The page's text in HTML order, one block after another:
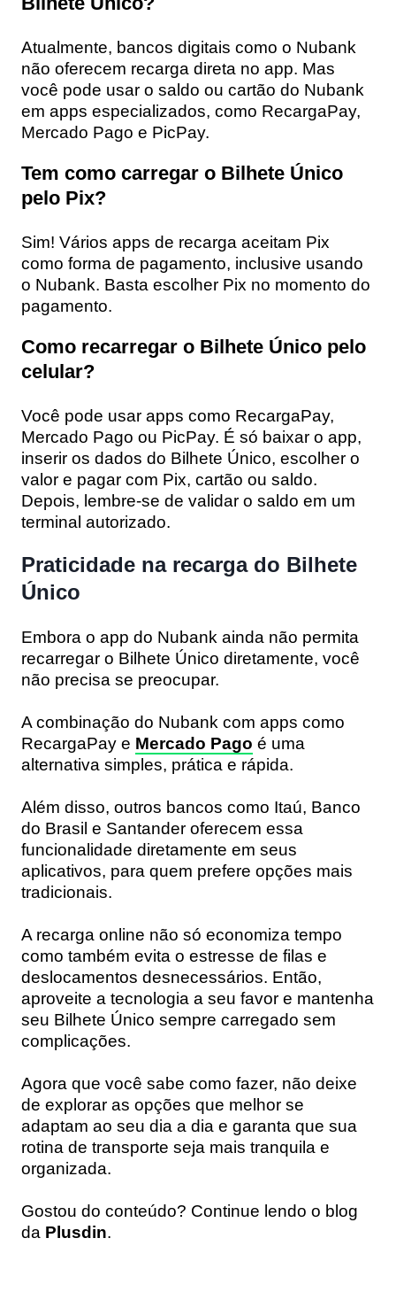
Atualmente, bancos digitais como o Nubank
não oferecem recarga direta no app. Mas
você pode usar o saldo ou cartão do Nubank
em apps especializados, como RecargaPay,
Mercado Pago e PicPay.
Tem como carregar o Bilhete Único
pelo Pix?
Sim! Vários apps de recarga aceitam Pix
como forma de pagamento, inclusive usando
o Nubank. Basta escolher Pix no momento do
pagamento.
Como recarregar o Bilhete Único pelo
celular?
Você pode usar apps como RecargaPay,
Mercado Pago ou PicPay. É só baixar o app,
inserir os dados do Bilhete Único, escolher o
valor e pagar com Pix, cartão ou saldo.
Depois, lembre-se de validar o saldo em um
terminal autorizado.
Praticidade na recarga do Bilhete
Único
Embora o app do Nubank ainda não permita
recarregar o Bilhete Único diretamente, você
não precisa se preocupar.
A combinação do Nubank com apps como
RecargaPay e Mercado Pago é uma
alternativa simples, prática e rápida.
Além disso, outros bancos como Itaú, Banco
do Brasil e Santander oferecem essa
funcionalidade diretamente em seus
aplicativos, para quem prefere opções mais
tradicionais.
A recarga online não só economiza tempo
como também evita o estresse de filas e
deslocamentos desnecessários. Então,
aproveite a tecnologia a seu favor e mantenha
seu Bilhete Único sempre carregado sem
complicações.
Agora que você sabe como fazer, não deixe
de explorar as opções que melhor se
adaptam ao seu dia a dia e garanta que sua
rotina de transporte seja mais tranquila e
organizada.
Gostou do conteúdo? Continue lendo o blog
da Plusdin.